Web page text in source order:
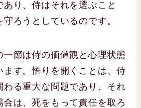
り、侍はそれを選ぶこと
ろうとしているのです。
一節は侍の価値観と心理状態
ます。悟りを開くことは、侍
わる重大な問題であり、それ
合は、死をもって責任を取ろ